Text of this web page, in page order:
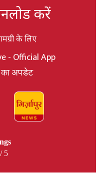
करें
के लिए
- Official App
अपडेट
5